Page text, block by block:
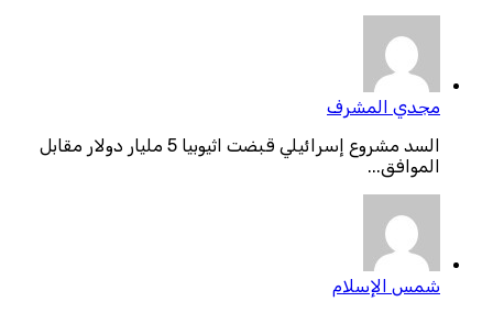
مجدي المشرف
السد مشروع إسرائيلي قبضت اثيوبيا 5 مليار دولار مقابل
الموافق...
شمس الإسلام